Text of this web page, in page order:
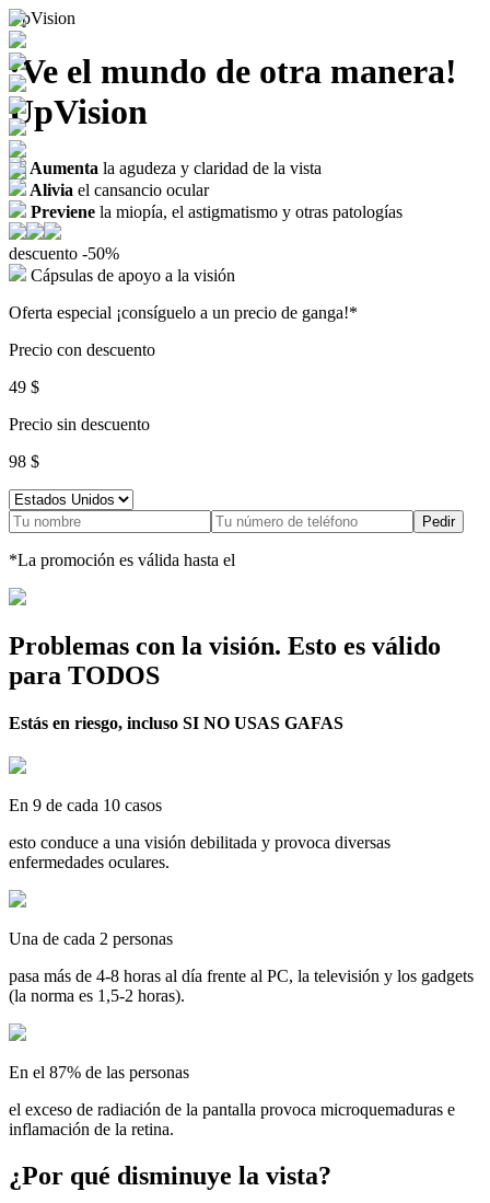
UpVision
¡Ve el mundo de otra manera!
UpVision
Aumenta la agudeza y claridad de la vista
Alivia el cansancio ocular
Previene la miopía, el astigmatismo y otras patologías
descuento -50%
Cápsulas de apoyo a la visión
Oferta especial ¡consíguelo a un precio de ganga!*
Precio con descuento
49 $
Precio sin descuento
98 $
Pedir
*La promoción es válida hasta el
Problemas con la visión. Esto es válido
para TODOS
Estás en riesgo, incluso SI NO USAS GAFAS
En 9 de cada 10 casos
esto conduce a una visión debilitada y provoca diversas
enfermedades oculares.
Una de cada 2 personas
pasa más de 4-8 horas al día frente al PC, la televisión y los gadgets
(la norma es 1,5-2 horas).
En el 87% de las personas
el exceso de radiación de la pantalla provoca microquemaduras e
inflamación de la retina.
¿Por qué disminuye la vista?